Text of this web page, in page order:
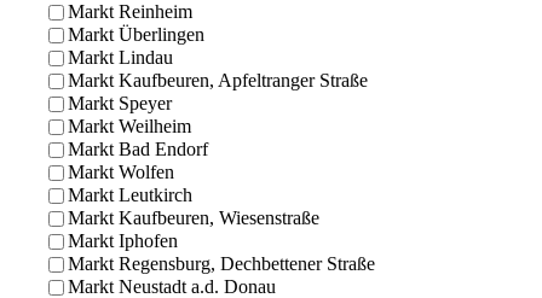
Markt Reinheim
Markt Überlingen
Markt Lindau
Markt Kaufbeuren, Apfeltranger Straße
Markt Speyer
Markt Weilheim
Markt Bad Endorf
Markt Wolfen
Markt Leutkirch
Markt Kaufbeuren, Wiesenstraße
Markt Iphofen
Markt Regensburg, Dechbettener Straße
Markt Neustadt a.d. Donau